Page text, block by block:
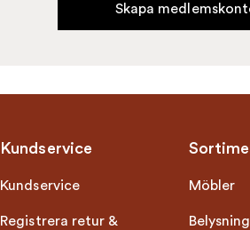
Skapa
Kundservice
Kundservice
Registrera retur &
Möbler
Belysning